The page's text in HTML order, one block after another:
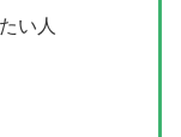
い人